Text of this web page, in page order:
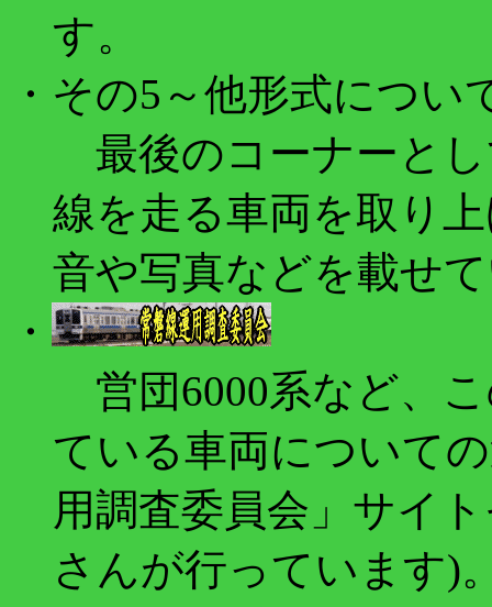
す。
・その5～他形式につい
最後のコーナーとし
線を走る車両を取り
音や写真などを載せ
・
営団6000系など、
ている車両について
用調査委員会」サイ
さんが行っています)